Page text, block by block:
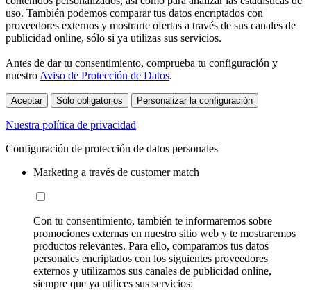
uso. También podemos comparar tus datos encriptados con
proveedores externos y mostrarte ofertas a través de sus canales de
publicidad online, sólo si ya utilizas sus servicios.
Antes de dar tu consentimiento, comprueba tu configuración y
nuestro Aviso de Protección de Datos.
Aceptar Sólo obligatorios Personalizar la configuración
Nuestra política de privacidad
Configuración de protección de datos personales
Marketing a través de customer match
Con tu consentimiento, también te informaremos sobre
promociones externas en nuestro sitio web y te mostraremos
productos relevantes. Para ello, comparamos tus datos
personales encriptados con los siguientes proveedores
externos y utilizamos sus canales de publicidad online,
siempre que ya utilices sus servicios: